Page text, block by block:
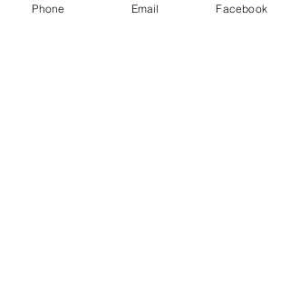
Phone Email Facebook